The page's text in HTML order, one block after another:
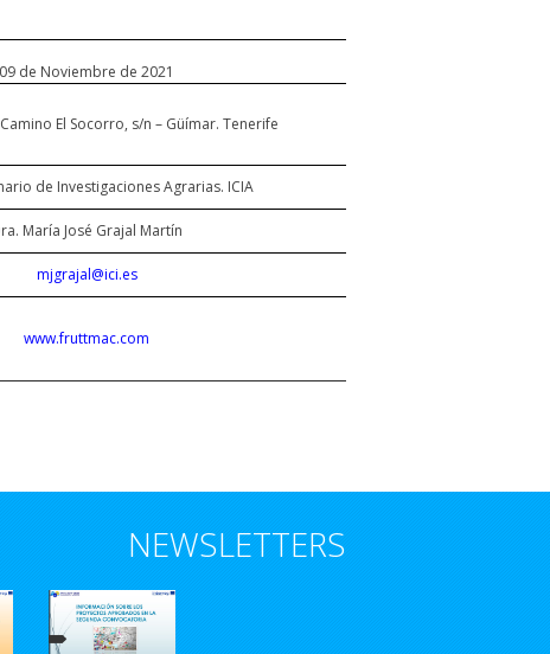
09 de Noviembre de 2021
El Socorro, s/n – Güímar. Tenerife
de Investigaciones Agrarias. ICIA
María José Grajal Martín
mjgrajal@ici.es
www.fruttmac.com
NEWSLETTERS